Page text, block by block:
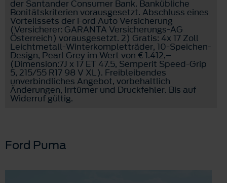
der Santander Consumer Bank. Bankübliche
Bonitätskriterien vorausgesetzt. Abschluss eines
Vorteilssets der Ford Auto Versicherung
(Versicherer: GARANTA Versicherungs-AG
Österreich) vorausgesetzt. 2) Gratis: 4x 17 Zoll
Leichtmetall-Winterkompletträder, 10-Speichen-
Design, Pearl Grey im Wert von € 1.412,–
(Dimension:7J x 17 ET 47.5, Semperit Speed-Grip
5, 215/55 R17 98 V XL). Freibleibendes
unverbindliches Angebot, vorbehaltlich
Änderungen, Irrtümer und Druckfehler. Bis auf
Widerruf gültig.
Ford Puma